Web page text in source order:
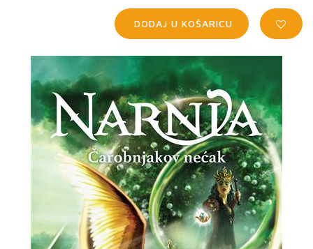
DODAJ U KOŠARICU